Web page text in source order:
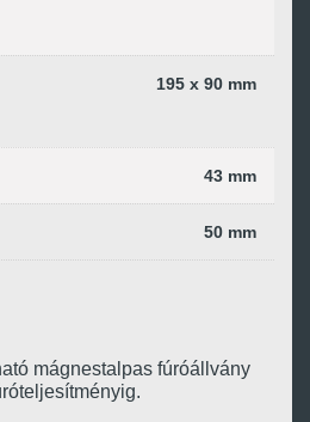
195 x 90 mm
43 mm
50 mm
mágnestalpas fúróállvány